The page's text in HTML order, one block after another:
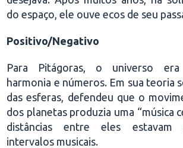
do espaço, ele ouve ecos de seu
Positivo/Negativo
Para Pitágoras, o universo
harmonia e números. Em sua teoria
das esferas, defendeu que o
dos planetas produzia uma “música
distâncias entre eles estavam
intervalos musicais.